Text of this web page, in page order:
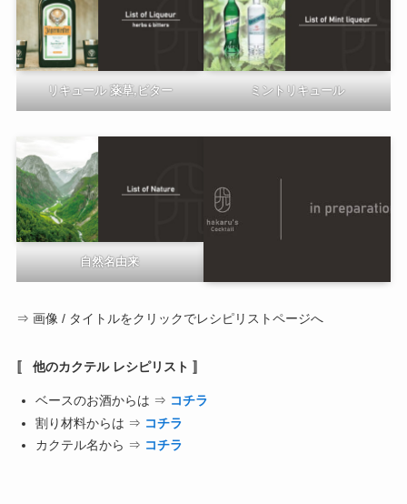
リキュール 薬草,ビター ミントリキュール
自然名由来
⇒ 画像 / タイトルをクリックでレシピリストページへ
〚 他のカクテル レシピリスト 〛
ベースのお酒からは ⇒ コチラ
割り材料からは ⇒ コチラ
カクテル名から ⇒ コチラ